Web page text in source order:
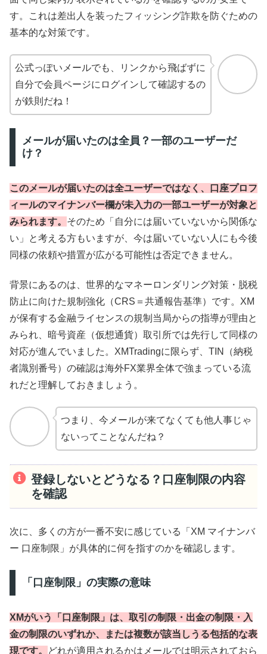
す。これは差出人を装ったフィッシング詐欺を防ぐための
基本的な対策です。
公式っぽいメールでも、リンクから飛ばずに
自分で会員ページにログインして確認するの
が鉄則だね！
メールが届いたのは全員？一部のユーザーだ
け？
このメールが届いたのは全ユーザーではなく、口座プロフ
ィールのマイナンバー欄が未入力の一部ユーザーが対象と
みられます。 そのため「自分には届いていないから関係な
い」と考える方もいますが、今は届いていない人にも今後
同様の依頼や措置が広がる可能性は否定できません。
背景にあるのは、世界的なマネーロンダリング対策・脱税
防止に向けた規制強化（CRS＝共通報告基準）です。XM
が保有する金融ライセンスの規制当局からの指導が理由と
みられ、暗号資産（仮想通貨）取引所では先行して同様の
対応が進んでいました。XMTradingに限らず、TIN（納税
者識別番号）の確認は海外FX業界全体で強まっている流
れだと理解しておきましょう。
つまり、今メールが来てなくても他人事じゃ
ないってことなんだね？
登録しないとどうなる？口座制限の内容
を確認
次に、多くの方が一番不安に感じている「XM マイナンバ
ー 口座制限」が具体的に何を指すのかを確認します。
「口座制限」の実際の意味
XMがいう「口座制限」は、取引の制限・出金の制限・入
金の制限のいずれか、または複数が該当しうる包括的な表
現です。
どれが適用されるかはメールでは明示されておら